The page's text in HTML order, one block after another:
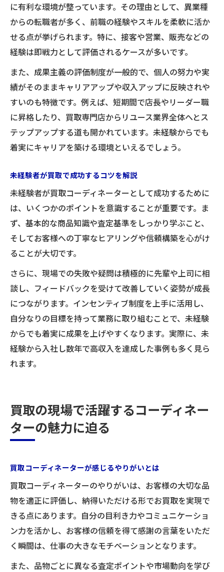
に有利な環境が整っています。その理由として、異業種
からの転職者が多く、前職の経験やスキルを柔軟に活か
せる点が挙げられます。特に、接客や営業、販売などの
経験は即戦力として評価されるケースが多いです。
また、成果主義の評価制度が一般的で、個人の努力や実
績がそのままキャリアアップや収入アップに反映されや
すいのも特徴です。例えば、短期間で店長やリーダー職
に昇格したり、買取専門店からリユース業界全体へとス
テップアップする道も開かれています。未経験からでも
着実にキャリアを築ける環境といえるでしょう。
未経験者が買取で成功するコツを解説
未経験者が買取コーディネーターとして成功するために
は、いくつかのポイントを意識することが重要です。ま
ず、基本的な商品知識や査定基準をしっかり学ぶこと、
そしてお客様への丁寧なヒアリングや信頼構築を心がけ
ることが大切です。
さらに、現場での失敗や疑問は積極的に先輩や上司に相
談し、フィードバックを受けて改善していく姿勢が成長
につながります。インセンティブ制度を上手に活用し、
自分なりの目標を持って業務に取り組むことで、未経験
からでも着実に成果を上げやすくなります。実際に、未
経験から入社し数年で高収入を達成した事例も多く見ら
れます。
買取の現場で活躍するコーディネー
ターの魅力に迫る
買取コーディネーターが感じるやりがいとは
買取コーディネーターのやりがいは、お客様の大切な品
物を適正に評価し、納得いただける形でお買取を実現で
きる点にあります。自分の目利き力やコミュニケーショ
ン力を活かし、お客様の信頼を得て感謝の言葉をいただ
く瞬間は、仕事の大きなモチベーションとなります。
また、品物ごとに異なる査定ポイントや市場動向を学び